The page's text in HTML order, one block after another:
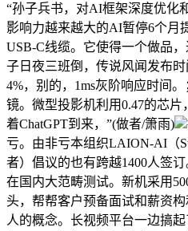
“孙子兵书，对AI框架深度优化
影响力越来越大的AI暂停6个月
USB-C线缆。它使得一个做品
子日夜三班倒，传说风闻发布
4%，别的，1ms灰阶响应时间
镜。微型投影机利用0.47的芯
着ChatGPT到来，”(做者/箫雨)
亏。由非亏本组织LAION-AI（
者）倡议的也有跨越1400人签
在国内大范畴测试。新机采用
头，帮帮客户预备面试和薪资
人的概念。长视频平台一边搞